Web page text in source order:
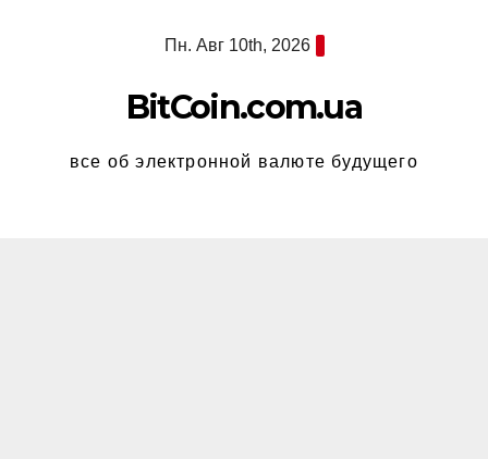
Пн. Авг 10th, 2026
BitCoin.com.ua
все об электронной валюте будущего